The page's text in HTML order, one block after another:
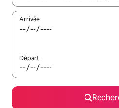
Arrivée
Départ